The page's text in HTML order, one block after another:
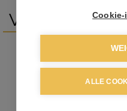
VRAAGPRIJS:
ALLE